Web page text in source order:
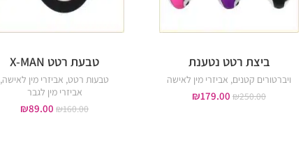
ביצת רטט נטענת
ויברטורים קטנים, אביזרי מין לאישה
₪250.00
₪179.00
טבעת רטט X-MAN
טבעות רטט, אביזרי מין לאישה,
אביזרי מין לגבר
₪160.00
₪89.00